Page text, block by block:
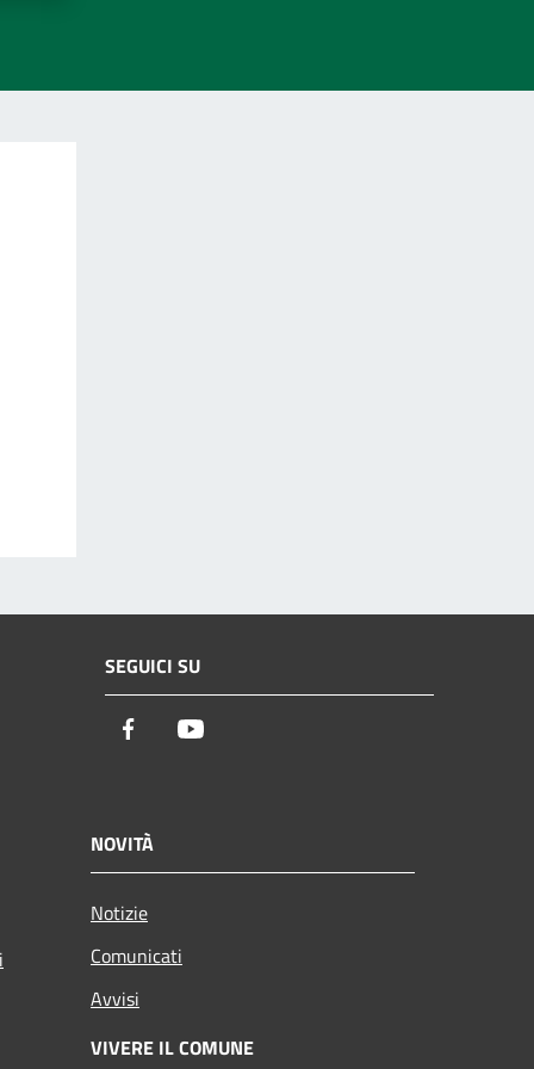
SEGUICI SU
Facebook
NOVITÀ
Notizie
Comunicati
Avvisi
VIVERE IL COMUNE